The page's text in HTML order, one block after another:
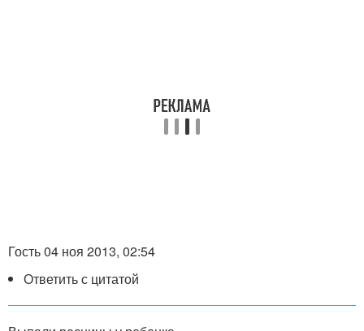
Гость 04 ноя 2013, 02:54
Ответить с цитатой